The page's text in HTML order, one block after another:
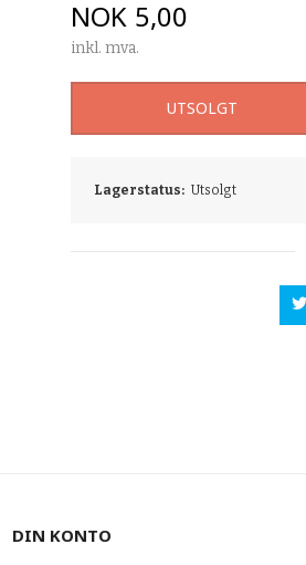
Pris
NOK 5,00
inkl. mva.
UTSOLGT
Lagerstatus: Utsolgt
DIN KONTO